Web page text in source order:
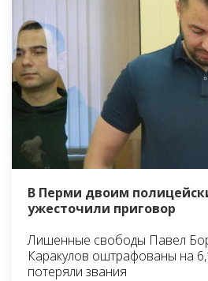
В Перми двоим
ужесточили приговор
Лишенные свободы Павел
Каракулов оштрафованы на
потеряли звания